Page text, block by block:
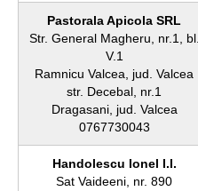
Pastorala Apicola SRL
Str. General Magheru, nr.1, bl.
V.1
Ramnicu Valcea, jud. Valcea
str. Decebal, nr.1
Dragasani, jud. Valcea
0767730043
Handolescu Ionel I.I.
Sat Vaideeni, nr. 890